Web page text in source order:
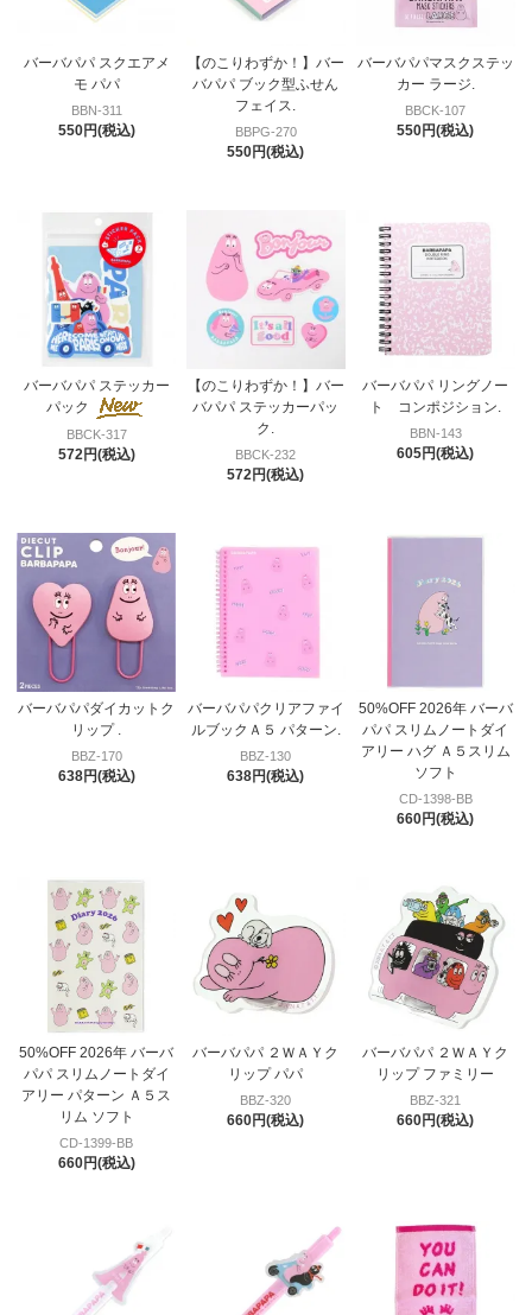
バーバパパ スクエアメ
モ パパ
BBN-311
550円(税込)
【のこりわずか！】バー
バパパ ブック型ふせん
フェイス.
BBPG-270
550円(税込)
バーバパパマスクステッ
カー ラージ.
BBCK-107
550円(税込)
バーバパパ ステッカー
パック
BBCK-317
572円(税込)
【のこりわずか！】バー
バパパ ステッカーパッ
ク.
BBCK-232
572円(税込)
バーバパパ リングノー
ト コンポジション.
BBN-143
605円(税込)
バーバパパダイカットク
リップ .
BBZ-170
638円(税込)
バーバパパクリアファイ
ルブックＡ５ パターン.
BBZ-130
638円(税込)
50%OFF 2026年 バーバ
パパ スリムノートダイ
アリー ハグ Ａ５スリム
ソフト
CD-1398-BB
660円(税込)
50%OFF 2026年 バーバ
パパ スリムノートダイ
アリー パターン Ａ５ス
リム ソフト
CD-1399-BB
660円(税込)
バーバパパ ２ＷＡＹク
リップ パパ
BBZ-320
660円(税込)
バーバパパ ２ＷＡＹク
リップ ファミリー
BBZ-321
660円(税込)